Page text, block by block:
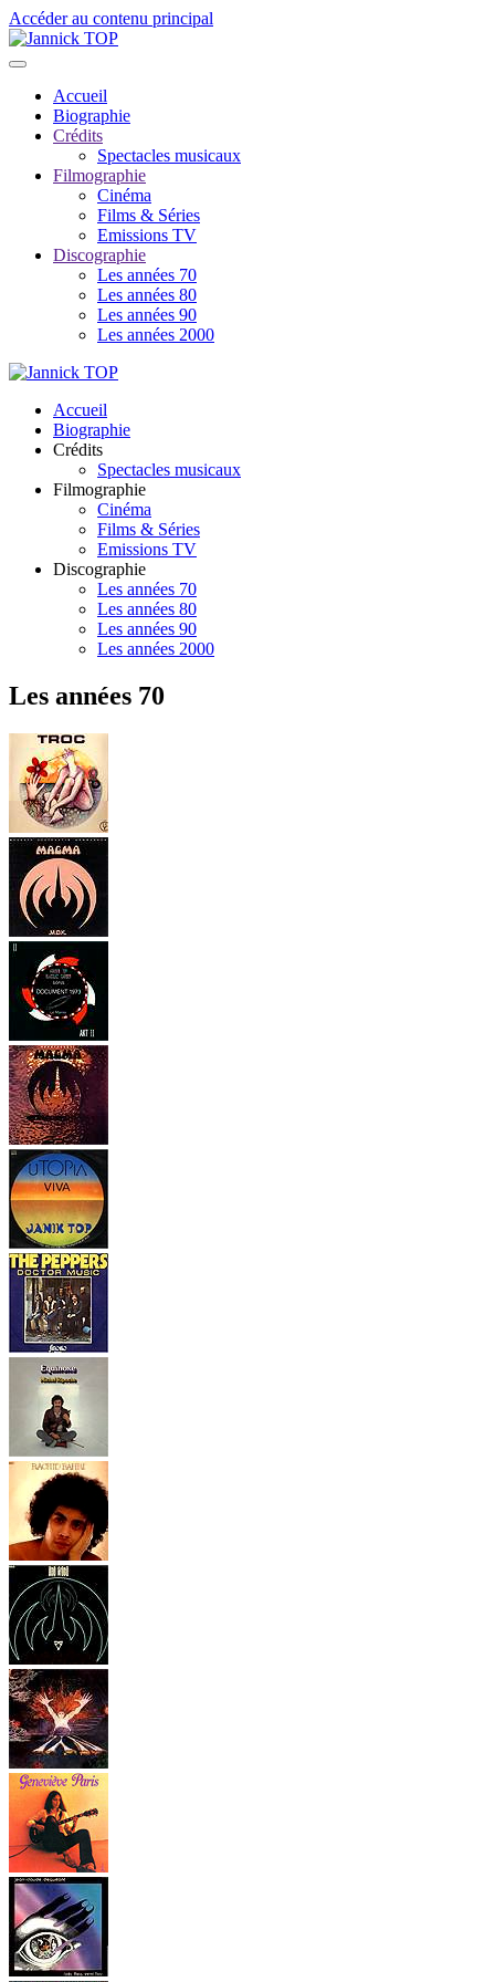
Accéder au contenu principal
Accueil
Biographie
Crédits
Spectacles musicaux
Filmographie
Cinéma
Films & Séries
Emissions TV
Discographie
Les années 70
Les années 80
Les années 90
Les années 2000
Accueil
Biographie
Crédits
Spectacles musicaux
Filmographie
Cinéma
Films & Séries
Emissions TV
Discographie
Les années 70
Les années 80
Les années 90
Les années 2000
Les années 70